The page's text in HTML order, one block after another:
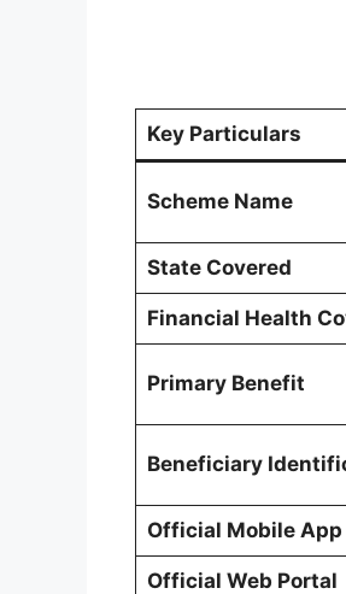
Key Particulars
Scheme Name
State Covered
Financial Health
Primary Benefit
Beneficiary
Official Mobile App
Official Web Portal